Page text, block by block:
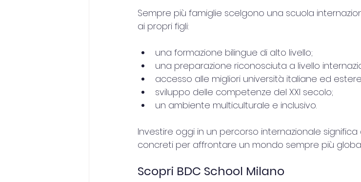
Sempre più famiglie scelgono una scuola
ai propri figli:
una formazione bilingue di alto livello;
una preparazione riconosciuta a livello
accesso alle migliori università italiane ed
sviluppo delle competenze del XXI secolo;
un ambiente multiculturale e inclusivo.
Investire oggi in un percorso internazionale
concreti per affrontare un mondo sempre più
Scopri BDC School Milano